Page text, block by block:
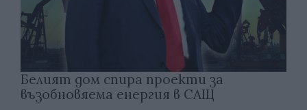
Белият дом спира проекти за
възобновяема енергия в САЩ